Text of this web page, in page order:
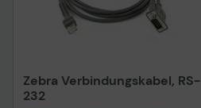
Zebra Verbindungskabel, RS-
232